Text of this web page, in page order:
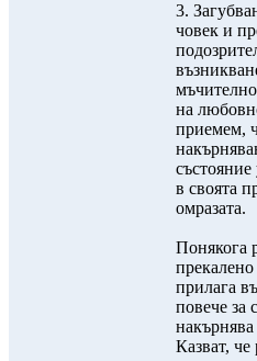
3.
човек и
на
приемем,
в своята
омразата.
Понякога
прилага
повече за
Казват, че